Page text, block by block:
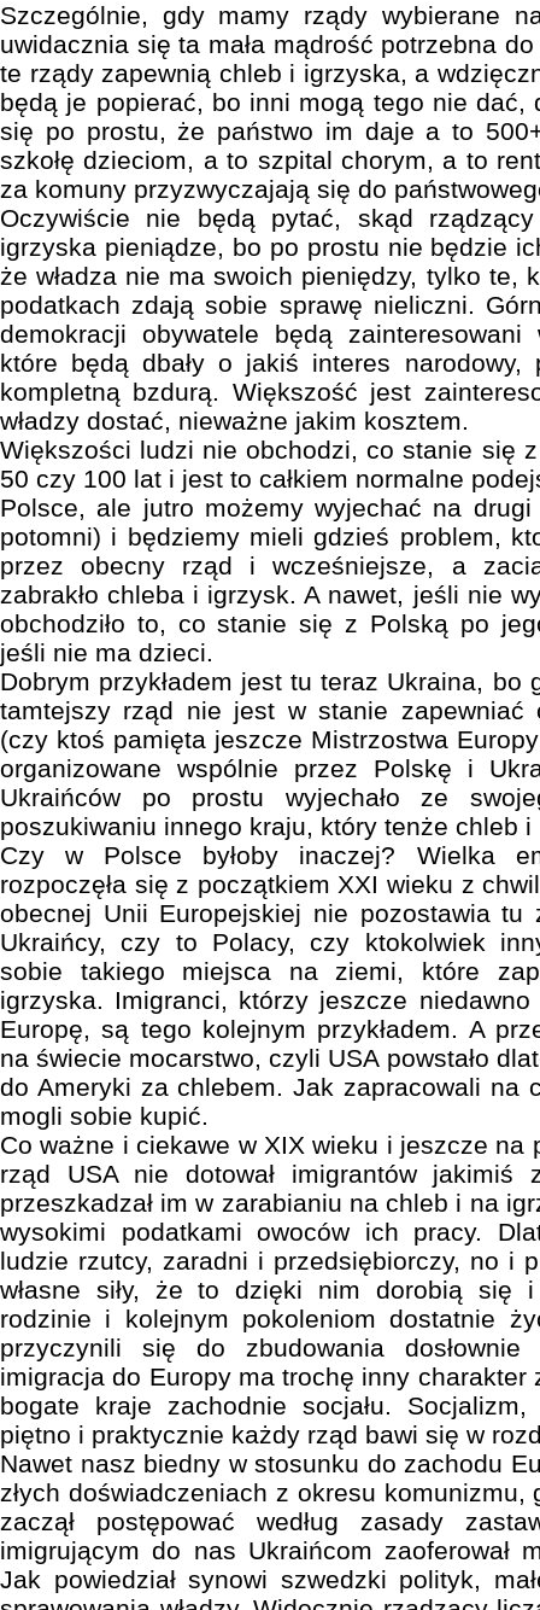
Szczególnie, gdy mamy rządy wybierane
uwidacznia się ta mała mądrość potrzebna
te rządy zapewnią chleb i igrzyska, a
będą je popierać, bo inni mogą tego nie dać,
się po prostu, że państwo im daje a to
szkołę dzieciom, a to szpital chorym, a to
za komuny przyzwyczajają się do
Oczywiście nie będą pytać, skąd
igrzyska pieniądze, bo po prostu nie będzie
że władza nie ma swoich pieniędzy, tylko te,
podatkach zdają sobie sprawę nieliczni.
demokracji obywatele będą zainteresowani
które będą dbały o jakiś interes narodowy,
kompletną bzdurą. Większość jest
władzy dostać, nieważne jakim kosztem.
Większości ludzi nie obchodzi, co stanie się
50 czy 100 lat i jest to całkiem normalne
Polsce, ale jutro możemy wyjechać na
potomni) i będziemy mieli gdzieś problem,
przez obecny rząd i wcześniejsze, a
zabrakło chleba i igrzysk. A nawet, jeśli nie
obchodziło to, co stanie się z Polską po
jeśli nie ma dzieci.
Dobrym przykładem jest tu teraz Ukraina, bo
tamtejszy rząd nie jest w stanie zapewniać
(czy ktoś pamięta jeszcze Mistrzostwa
organizowane wspólnie przez Polskę i
Ukraińców po prostu wyjechało ze
poszukiwaniu innego kraju, który tenże chleb
Czy w Polsce byłoby inaczej? Wielka
rozpoczęła się z początkiem XXI wieku z
obecnej Unii Europejskiej nie pozostawia tu
Ukraińcy, czy to Polacy, czy ktokolwiek
sobie takiego miejsca na ziemi, które
igrzyska. Imigranci, którzy jeszcze
Europę, są tego kolejnym przykładem. A
na świecie mocarstwo, czyli USA powstało
do Ameryki za chlebem. Jak zapracowali na
mogli sobie kupić.
Co ważne i ciekawe w XIX wieku i jeszcze na
rząd USA nie dotował imigrantów jakimiś
przeszkadzał im w zarabianiu na chleb i na
wysokimi podatkami owoców ich pracy.
ludzie rzutcy, zaradni i przedsiębiorczy, no i
własne siły, że to dzięki nim dorobią się
rodzinie i kolejnym pokoleniom dostatnie
przyczynili się do zbudowania dosłownie
imigracja do Europy ma trochę inny charakter
bogate kraje zachodnie socjału. Socjalizm,
piętno i praktycznie każdy rząd bawi się w
Nawet nasz biedny w stosunku do zachodu
złych doświadczeniach z okresu komunizmu,
zaczął postępować według zasady
imigrującym do nas Ukraińcom zaoferował
Jak powiedział synowi szwedzki polityk,